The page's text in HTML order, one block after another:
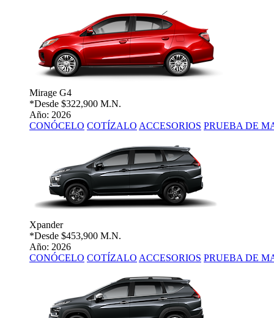
Mirage G4
*Desde $322,900 M.N.
Año: 2026
CONÓCELO COTÍZALO ACCESORIOS PRUEBA DE
Xpander
*Desde $453,900 M.N.
Año: 2026
CONÓCELO COTÍZALO ACCESORIOS PRUEBA DE